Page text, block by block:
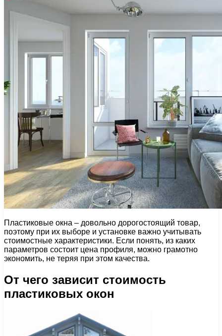
Пластиковые окна – довольно дорогостоящий товар,
поэтому при их выборе и установке важно учитывать
стоимостные характеристики. Если понять, из каких
параметров состоит цена профиля, можно грамотно
экономить, не теряя при этом качества.
От чего зависит стоимость
пластиковых окон